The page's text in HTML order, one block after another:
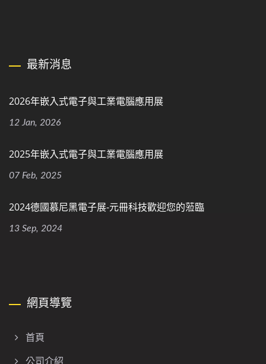
最新消息
2026年嵌入式電子與工業電腦應用展
12 Jan, 2026
2025年嵌入式電子與工業電腦應用展
07 Feb, 2025
2024德國慕尼黑電子展-元冊科技歡迎您的蒞臨
13 Sep, 2024
網頁導覽
首頁
公司介紹